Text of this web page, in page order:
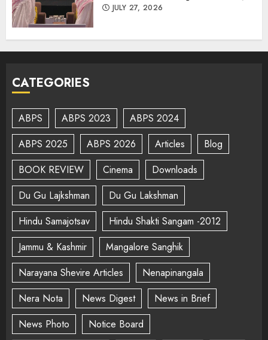
JULY 27, 2026
CATEGORIES
ABPS ABPS 2023
ABPS 2024
ABPS 2025
ABPS 2026 Articles
Blog
BOOK REVIEW
Cinema
Downloads
Du Gu Lajkshman
Du Gu Lakshman
Hindu Samajotsav
Hindu Shakti Sangam -2012
Jammu & Kashmir
Mangalore Sanghik
Narayana Shevire Articles
Nenapinangala
Nera Nota
News Digest
News in Brief
News Photo
Notice Board